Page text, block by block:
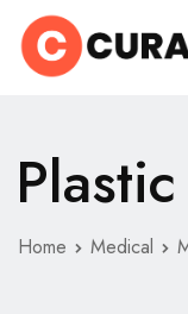
PAGES
ABOUT
DOCTORS
Home Medical